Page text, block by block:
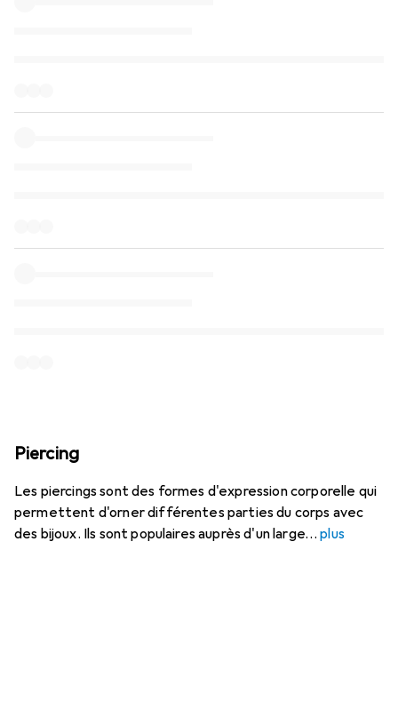
Piercing
Les piercings sont des formes d'expression corporelle qui
permettent d'orner différentes parties du corps avec
des bijoux. Ils sont populaires auprès d'un large
plus